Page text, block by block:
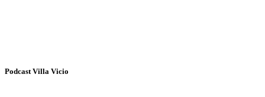
Podcast Villa Vicio